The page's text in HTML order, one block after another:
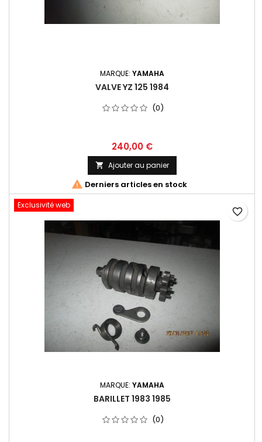
MARQUE: YAMAHA
VALVE YZ 125 1984
(0)
240,00 €
 Ajouter au panier
 Derniers articles en stock
Exclusivité web
MARQUE: YAMAHA
BARILLET 1983 1985
(0)
favorite_border